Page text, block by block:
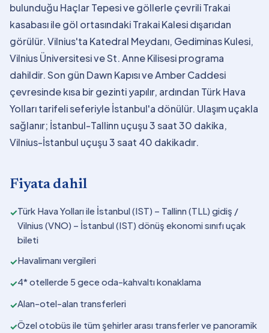
bulunduğu Haçlar Tepesi ve göllerle çevrili Trakai
kasabası ile göl ortasındaki Trakai Kalesi dışarıdan
görülür. Vilnius'ta Katedral Meydanı, Gediminas Kulesi,
Vilnius Üniversitesi ve St. Anne Kilisesi programa
dahildir. Son gün Dawn Kapısı ve Amber Caddesi
çevresinde kısa bir gezinti yapılır, ardından Türk Hava
Yolları tarifeli seferiyle İstanbul'a dönülür. Ulaşım uçakla
sağlanır; İstanbul-Tallinn uçuşu 3 saat 30 dakika,
Vilnius-İstanbul uçuşu 3 saat 40 dakikadır.
Fiyata dahil
✓Türk Hava Yolları ile İstanbul (IST) – Tallinn (TLL) gidiş /
Vilnius (VNO) – İstanbul (IST) dönüş ekonomi sınıfı uçak
bileti
✓Havalimanı vergileri
✓4* otellerde 5 gece oda-kahvaltı konaklama
✓Alan-otel-alan transferleri
✓Özel otobüs ile tüm şehirler arası transferler ve panoramik